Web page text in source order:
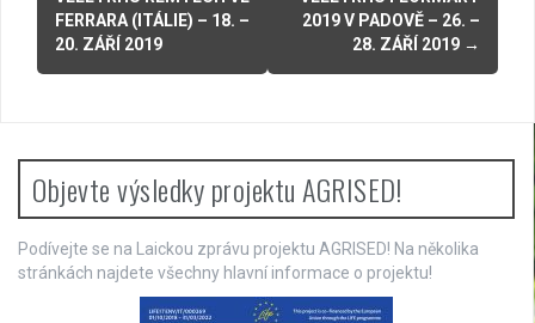
s
n
a
v
i
FERRARA (ITÁLIE) – 18. –
20. ZÁŘÍ 2019
2019 V PADOVĚ – 26. –
28. ZÁŘÍ 2019 →
Objevte výsledky projektu AGRISED!
Podívejte se na Laickou zprávu projektu AGRISED! Na několika
stránkách najdete všechny hlavní informace o projektu!